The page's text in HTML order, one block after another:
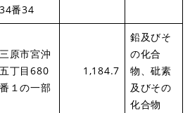
34番34
三原市宮沖
五丁目680
番１の一部
1,184.7
鉛及びそ
の化合
物、砒素
及びその
化合物